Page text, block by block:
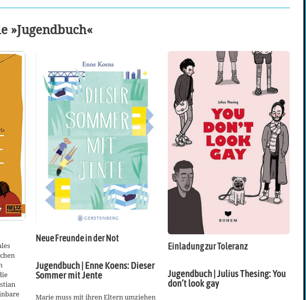
»Jugendbuch«
Neue Freunde in der Not
Jugendbuch | Enne Koens: Dieser
Sommer mit Jente
Marie muss mit ihren Eltern umziehen
Einladung zur Toleranz
Jugendbuch | Julius Thesing: You
don’t look gay